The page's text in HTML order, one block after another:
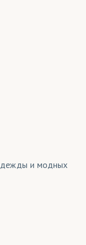
и модных